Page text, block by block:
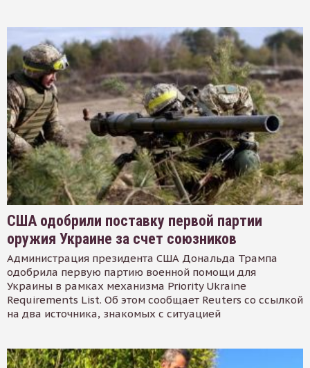
США одобрили поставку первой партии
оружия Украине за счет союзников
Администрация президента США Дональда Трампа
одобрила первую партию военной помощи для
Украины в рамках механизма Priority Ukraine
Requirements List. Об этом сообщает Reuters со ссылкой
на два источника, знакомых с ситуацией